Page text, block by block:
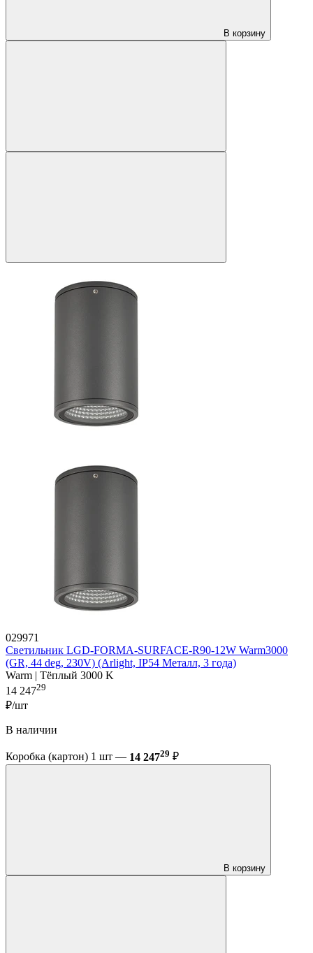
В корзину
029971
Светильник LGD-FORMA-SURFACE-R90-12W Warm3000
(GR, 44 deg, 230V) (Arlight, IP54 Металл, 3 года)
Warm | Тёплый 3000 K
14 24729
₽/шт
В наличии
Коробка (картон) 1 шт — 14 24729 ₽
В корзину